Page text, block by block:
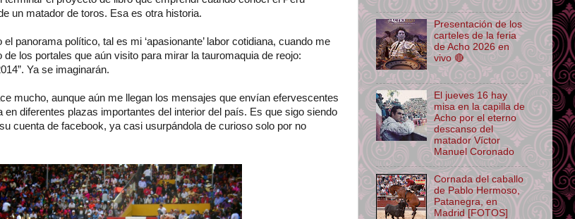
un matador de toros. Esa es otra historia.
panorama político, tal es mi ‘apasionante’ labor cotidiana, cuando me
los portales que aún visito para mirar la tauromaquia de reojo:
Ya se imaginarán.
mucho, aunque aún me llegan los mensajes que envían efervescentes
en diferentes plazas importantes del interior del país. Es que sigo siendo
cuenta de facebook, ya casi usurpándola de curioso solo por no
Presentación de los
carteles de la feria
de Acho 2026 en
vivo 🔴
El jueves 16 hay
misa en la capilla de
Acho por el eterno
descanso del
matador Víctor
Manuel Coronado
Cornada del caballo
de Pablo Hermoso,
Patanegra, en
Madrid [FOTOS]